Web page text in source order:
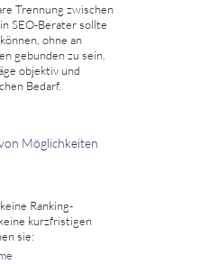
Trennung zwischen
SEO-Berater sollte
ohne an
gebunden zu sein.
objektiv und
Bedarf.
Möglichkeiten
Ranking-
kurzfristigen
sie: